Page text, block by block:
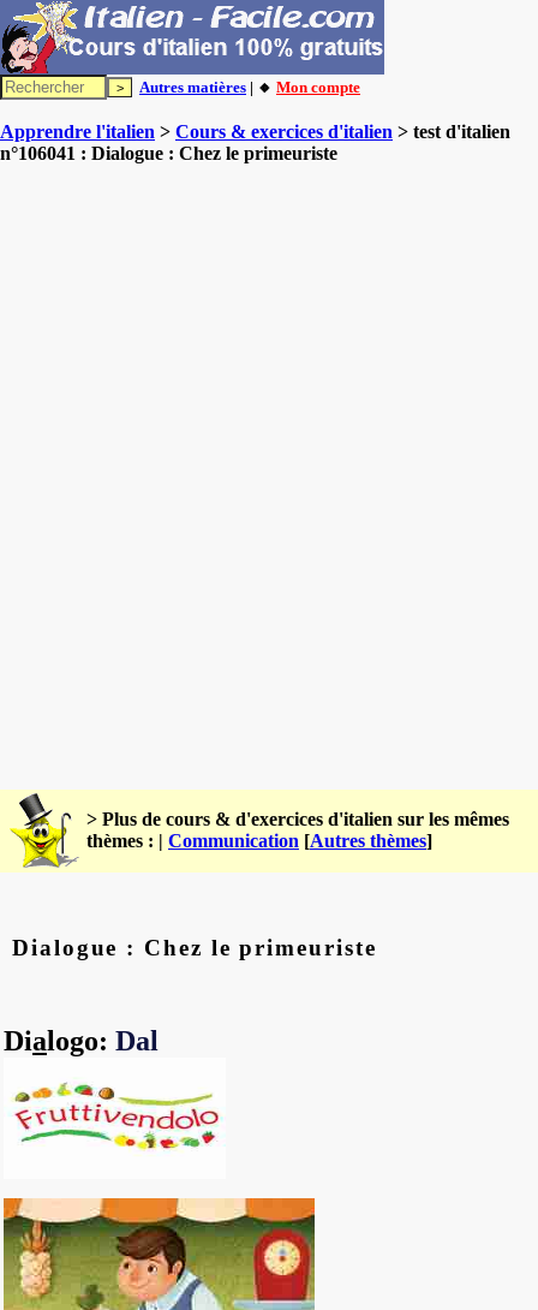
Autres matières | 🔸 Mon compte
Apprendre l'italien > Cours & exercices d'italien > test d'italien
n°106041 : Dialogue : Chez le primeuriste
> Plus de cours & d'exercices d'italien sur les mêmes
thèmes : | Communication [Autres thèmes]
Dialogue : Chez le primeuriste
Dialogo: Dal